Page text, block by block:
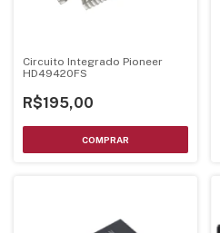
Circuito Integrado Pioneer
HD49420FS
R$195,00